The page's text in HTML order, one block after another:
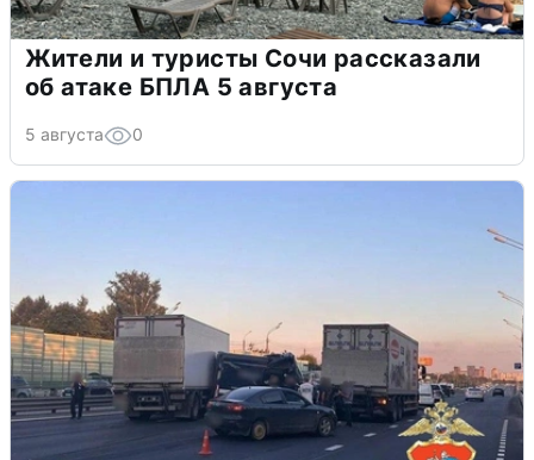
Жители и туристы Сочи рассказали
об атаке БПЛА 5 августа
5 августа 0